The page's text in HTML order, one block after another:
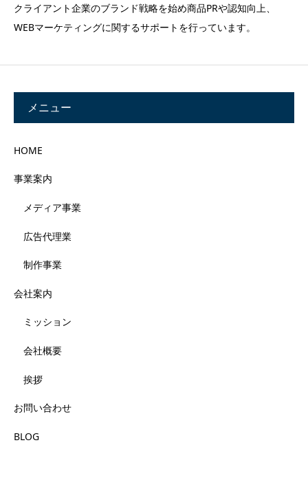
クライアント企業のブランド戦略を始め商品PRや認知向上、
WEBマーケティングに関するサポートを行っています。
メニュー
HOME
事業案内
メディア事業
広告代理業
制作事業
会社案内
ミッション
会社概要
挨拶
お問い合わせ
BLOG